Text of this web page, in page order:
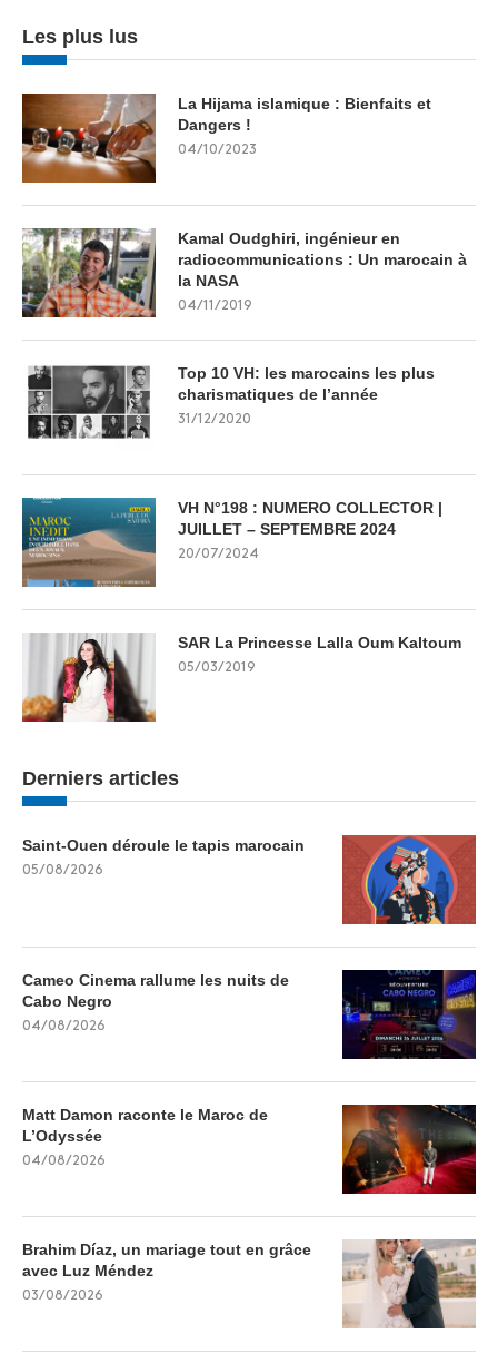
Les plus lus
La Hijama islamique : Bienfaits et
Dangers !
04/10/2023
Kamal Oudghiri, ingénieur en
radiocommunications : Un marocain à
la NASA
04/11/2019
Top 10 VH: les marocains les plus
charismatiques de l’année
31/12/2020
VH N°198 : NUMERO COLLECTOR |
JUILLET – SEPTEMBRE 2024
20/07/2024
SAR La Princesse Lalla Oum Kaltoum
05/03/2019
Derniers articles
Saint-Ouen déroule le tapis marocain
05/08/2026
Cameo Cinema rallume les nuits de
Cabo Negro
04/08/2026
Matt Damon raconte le Maroc de
L’Odyssée
04/08/2026
Brahim Díaz, un mariage tout en grâce
avec Luz Méndez
03/08/2026